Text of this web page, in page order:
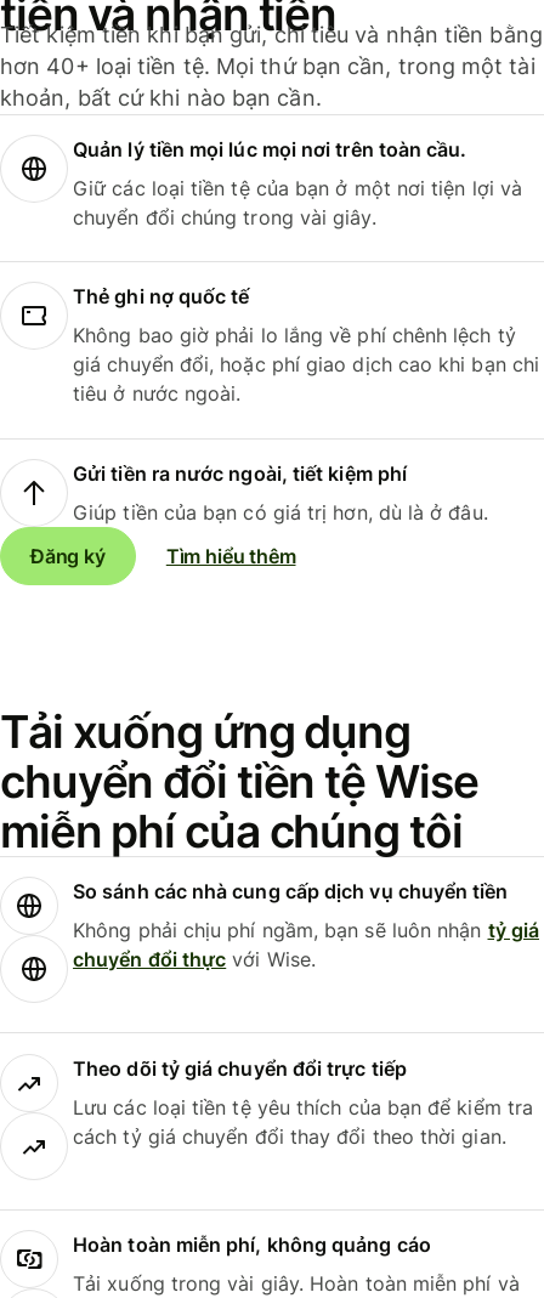
tiền và nhận tiền
Tiết kiệm tiền khi bạn gửi, chi tiêu và nhận tiền bằng
hơn 40+ loại tiền tệ. Mọi thứ bạn cần, trong một tài
khoản, bất cứ khi nào bạn cần.
Quản lý tiền mọi lúc mọi nơi trên toàn cầu.
Giữ các loại tiền tệ của bạn ở một nơi tiện lợi và
chuyển đổi chúng trong vài giây.
Thẻ ghi nợ quốc tế
Không bao giờ phải lo lắng về phí chênh lệch tỷ
giá chuyển đổi, hoặc phí giao dịch cao khi bạn chi
tiêu ở nước ngoài.
Gửi tiền ra nước ngoài, tiết kiệm phí
Giúp tiền của bạn có giá trị hơn, dù là ở đâu.
Đăng ký
Tìm hiểu thêm
Tải xuống ứng dụng
chuyển đổi tiền tệ Wise
miễn phí của chúng tôi
So sánh các nhà cung cấp dịch vụ chuyển tiền
Không phải chịu phí ngầm, bạn sẽ luôn nhận tỷ giá
chuyển đổi thực với Wise.
Theo dõi tỷ giá chuyển đổi trực tiếp
Lưu các loại tiền tệ yêu thích của bạn để kiểm tra
cách tỷ giá chuyển đổi thay đổi theo thời gian.
Hoàn toàn miễn phí, không quảng cáo
Tải xuống trong vài giây. Hoàn toàn miễn phí và